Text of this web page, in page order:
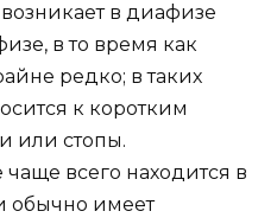
в диафизе
в то время как
редко; в таких
к коротким
или стопы.
всего находится в
обычно имеет